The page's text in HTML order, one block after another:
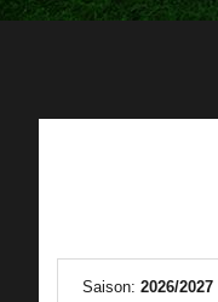
Saison: 2026/2027